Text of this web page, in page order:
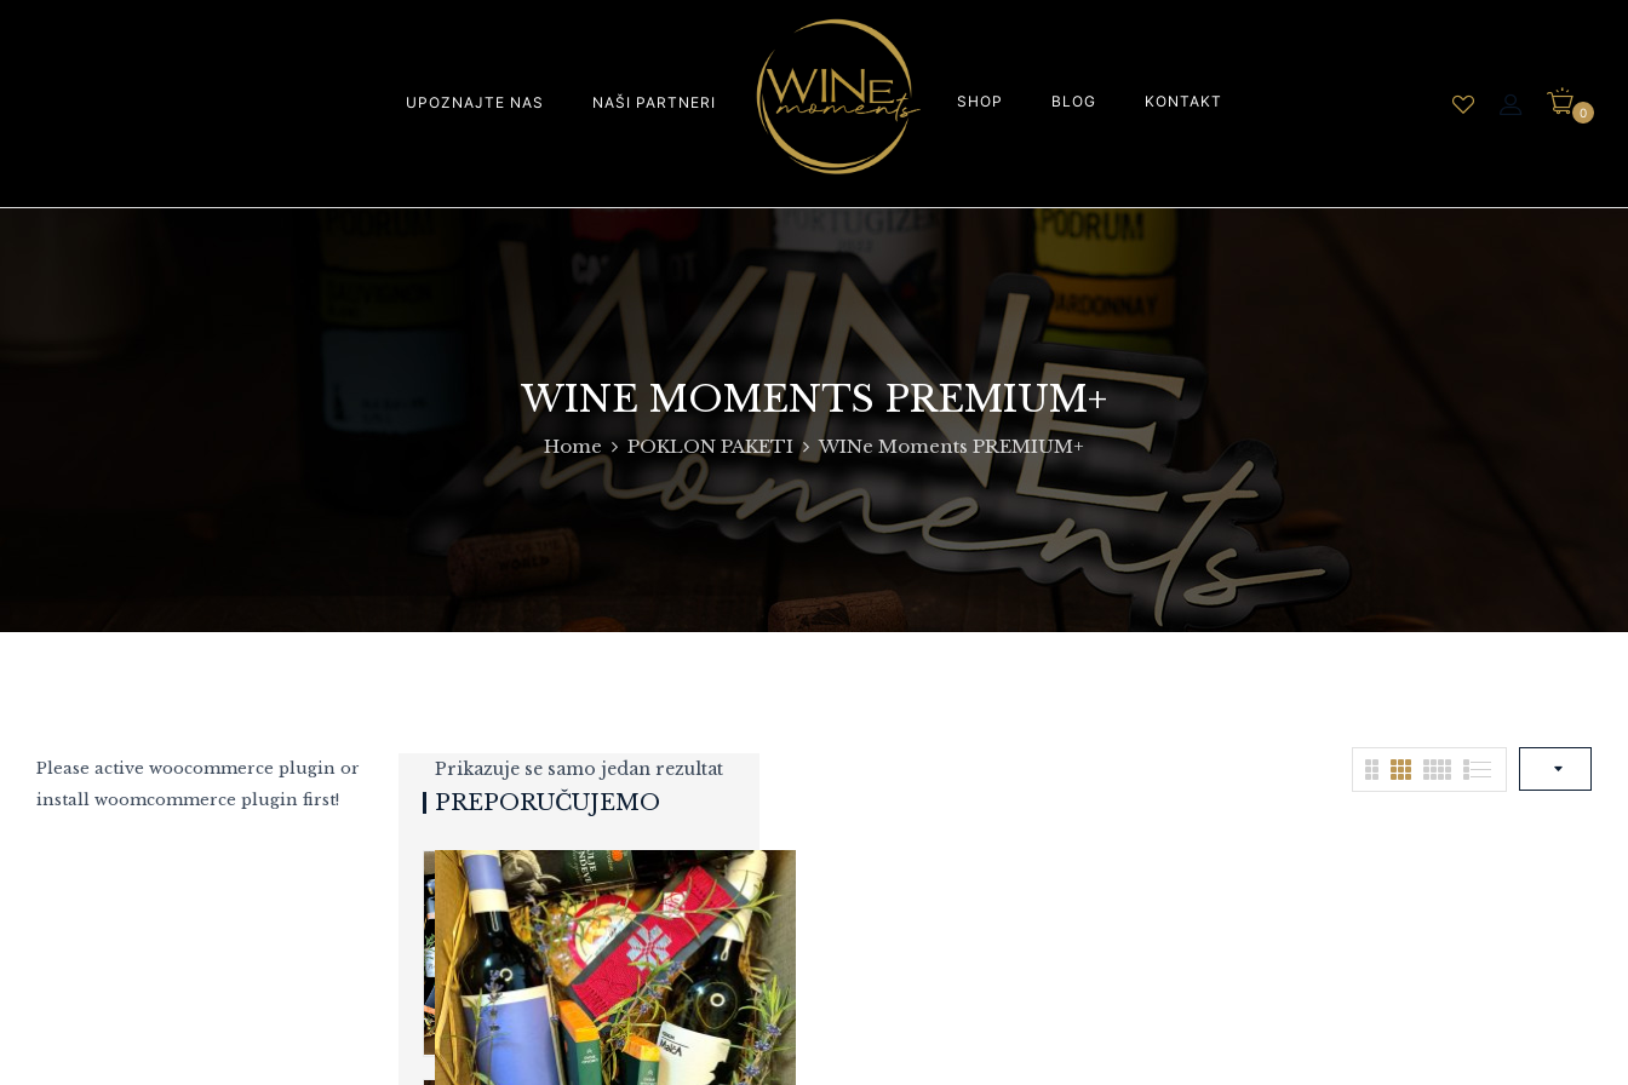
UPOZNAJTE NAS NAŠI PARTNERI SHOP BLOG KONTAKT
0
WINE MOMENTS PREMIUM+
Home POKLON PAKETI WINe Moments PREMIUM+
Please active woocommerce plugin or
install woomcommerce plugin first!
PREPORUČUJEMO
POKLON PAKET
WINEMOMENTS
„PREMIUM CLASSIC“
127,20KM
Prikazuje se samo jedan rezultat